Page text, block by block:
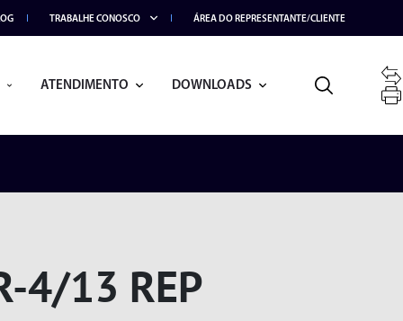
TRABALHE CONOSCO ÁREA DO REPRESENTANTE/CLIENTE
ATENDIMENTO DOWNLOADS
4/13 REP